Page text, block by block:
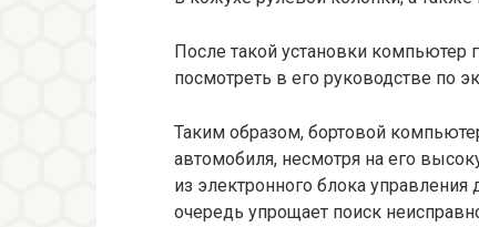
После такой установки
посмотреть в его руководстве по
Таким образом, бортовой
автомобиля, несмотря на его
из электронного блока
очередь упрощает поиск